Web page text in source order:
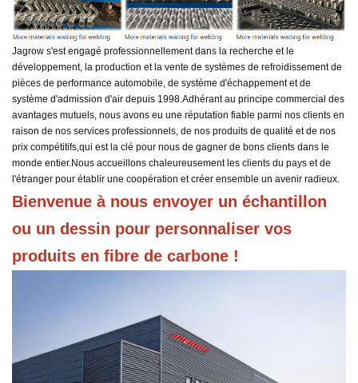
Jagrow s'est engagé professionnellement dans la recherche et le
développement, la production et la vente de systèmes de refroidissement de
pièces de performance automobile, de système d'échappement et de
système d'admission d'air depuis 1998.Adhérant au principe commercial des
avantages mutuels, nous avons eu une réputation fiable parmi nos clients en
raison de nos services professionnels, de nos produits de qualité et de nos
prix compétitifs,qui est la clé pour nous de gagner de bons clients dans le
monde entier.Nous accueillons chaleureusement les clients du pays et de
l'étranger pour établir une coopération et créer ensemble un avenir radieux.
Bienvenue à nous envoyer un échantillon
ou un dessin pour personnaliser vos
produits en fibre de carbone !